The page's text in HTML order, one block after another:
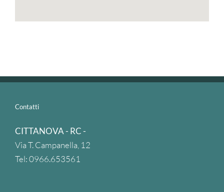
Contatti
CITTANOVA - RC -
Via T. Campanella, 12
Tel: 0966.653561